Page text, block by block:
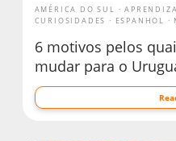
AMÉRICA DO SUL
CURIOSIDADES
ESPANHOL
6 motivos pelos
mudar para o